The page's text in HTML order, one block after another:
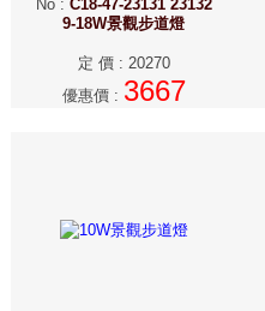
No: C18-47-23131 23132
9-18W景觀步道燈
定 價: 20270
優惠價: 3667